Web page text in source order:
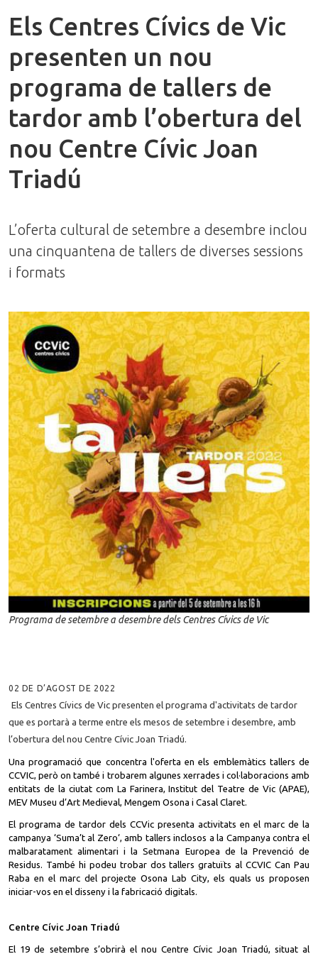
Els Centres Cívics de Vic
presenten un nou
programa de tallers de
tardor amb l’obertura del
nou Centre Cívic Joan
Triadú
L’oferta cultural de setembre a desembre inclou
una cinquantena de tallers de diverses sessions
i formats
Programa de setembre a desembre dels Centres Cívics de Vic
02 DE D’AGOST DE 2022
Els Centres Cívics de Vic presenten el programa d'activitats de tardor
que es portarà a terme entre els mesos de setembre i desembre, amb
l’obertura del nou Centre Cívic Joan Triadú.
Una programació que concentra l'oferta en els emblemàtics tallers de
CCVIC, però on també i trobarem algunes xerrades i col·laboracions amb
entitats de la ciutat com La Farinera, Institut del Teatre de Vic (APAE),
MEV Museu d’Art Medieval, Mengem Osona i Casal Claret.
El programa de tardor dels CCVic presenta activitats en el marc de la
campanya ‘Suma’t al Zero‘, amb tallers inclosos a la Campanya contra el
malbaratament alimentari i la Setmana Europea de la Prevenció de
Residus. També hi podeu trobar dos tallers gratuïts al CCVIC Can Pau
Raba en el marc del projecte Osona Lab City, els quals us proposen
iniciar-vos en el disseny i la fabricació digitals.
Centre Cívic Joan Triadú
El 19 de setembre s’obrirà el nou Centre Cívic Joan Triadú, situat al